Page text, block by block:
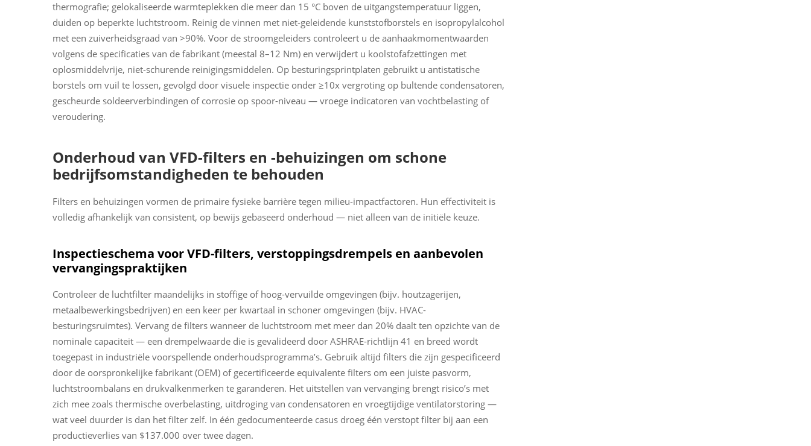
thermografie; gelokaliseerde warmteplekken die meer dan 15 °C boven de uitgangstemperatuur liggen,
duiden op beperkte luchtstroom. Reinig de vinnen met niet-geleidende kunststofborstels en isopropylalcohol
met een zuiverheidsgraad van >90%. Voor de stroomgeleiders controleert u de aanhaakmomentwaarden
volgens de specificaties van de fabrikant (meestal 8–12 Nm) en verwijdert u koolstofafzettingen met
oplosmiddelvrije, niet-schurende reinigingsmiddelen. Op besturingsprintplaten gebruikt u antistatische
borstels om vuil te lossen, gevolgd door visuele inspectie onder ≥10x vergroting op bultende condensatoren,
gescheurde soldeerverbindingen of corrosie op spoor-niveau — vroege indicatoren van vochtbelasting of
veroudering.
Onderhoud van VFD-filters en -behuizingen om schone
bedrijfsomstandigheden te behouden
Filters en behuizingen vormen de primaire fysieke barrière tegen milieu-impactfactoren. Hun effectiviteit is
volledig afhankelijk van consistent, op bewijs gebaseerd onderhoud — niet alleen van de initiële keuze.
Inspectieschema voor VFD-filters, verstoppingsdrempels en aanbevolen
vervangingspraktijken
Controleer de luchtfilter maandelijks in stoffige of hoog-vervuilde omgevingen (bijv. houtzagerijen,
metaalbewerkingsbedrijven) en een keer per kwartaal in schoner omgevingen (bijv. HVAC-
besturingsruimtes). Vervang de filters wanneer de luchtstroom met meer dan 20% daalt ten opzichte van de
nominale capaciteit — een drempelwaarde die is gevalideerd door ASHRAE-richtlijn 41 en breed wordt
toegepast in industriële voorspellende onderhoudsprogramma’s. Gebruik altijd filters die zijn gespecificeerd
door de oorspronkelijke fabrikant (OEM) of gecertificeerde equivalente filters om een juiste pasvorm,
luchtstroombalans en drukvalkenmerken te garanderen. Het uitstellen van vervanging brengt risico’s met
zich mee zoals thermische overbelasting, uitdroging van condensatoren en vroegtijdige ventilatorstoring —
wat veel duurder is dan het filter zelf. In één gedocumenteerde casus droeg één verstopt filter bij aan een
productieverlies van $137.000 over twee dagen.